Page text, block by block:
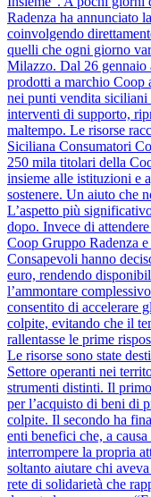
Radenza ha annunciato
coinvolgendo
quelli che ogni giorno
Milazzo. Dal 26
prodotti a marchio Coop
nei punti vendita siciliani
interventi di supporto,
maltempo. Le risorse
Siciliana Consumatori
250 mila titolari della
insieme alle istituzioni e
sostenere. Un aiuto che
L’aspetto più
dopo. Invece di
Coop Gruppo Radenza
Consapevoli hanno
euro, rendendo
l’ammontare
consentito di accelerare
colpite, evitando che il
rallentasse le prime
Le risorse sono state
Settore operanti nei
strumenti distinti. Il
per l’acquisto di beni di
colpite. Il secondo ha
enti benefici che, a
interrompere la propria
soltanto aiutare chi
rete di solidarietà che